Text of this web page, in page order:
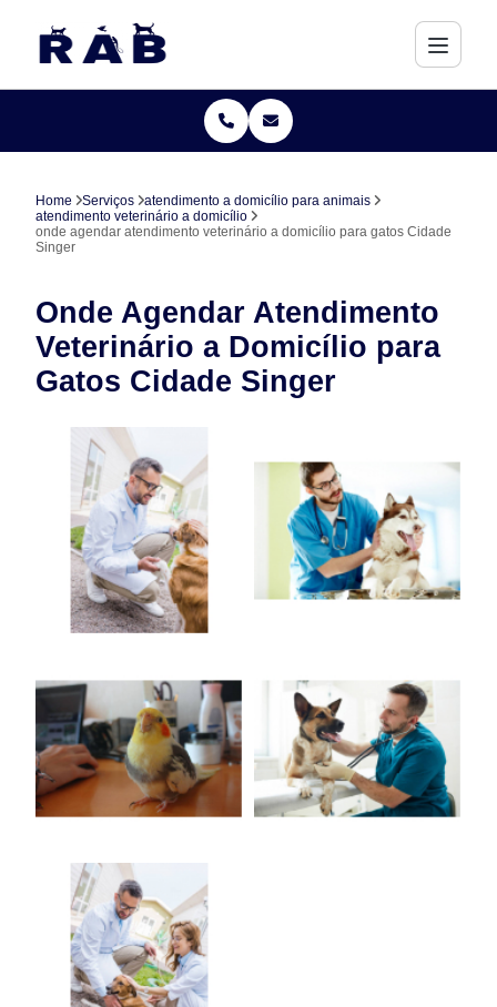
Home Serviços
atendimento a domicílio para animais
atendimento veterinário a domicílio
onde agendar atendimento veterinário a domicílio para gatos Cidade
Singer
Onde Agendar Atendimento
Veterinário a Domicílio para
Gatos Cidade Singer